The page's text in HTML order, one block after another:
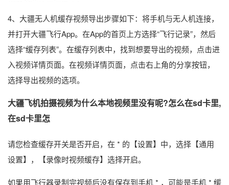
4、大疆无人机缓存视频导出步骤如下：将手机与无人机连接，
并打开大疆飞行App。在App的首页上方选择“飞行记录”，然后
选择“缓存列表”。在缓存列表中，找到想要导出的视频，点击进
入视频详情页面。在视频详情页面，点击右上角的分享按钮，
选择导出视频的选项。
大疆飞机拍摄视频为什么本地视频里没有呢?怎么在sd卡里,
在sd卡里怎
请您检查缓存开关是否开启，在 * 的【设置】中，选择【通用
设置】，【录像时视频缓存】选择开启。
如果用飞行器录制完视频后没有保存到手机 * ，可能是手机 * 缓